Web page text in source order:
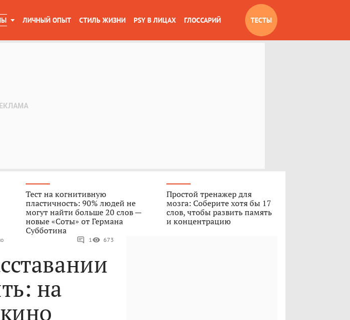
ЛИЧНЫЙ ОПЫТ СТИЛЬ ЖИЗНИ PSY В ЛИЦАХ ГЛОССАРИЙ ТЕСТЫ
Тест на когнитивную
пластичность: 90% людей не
могут найти больше 20 слов —
новые «Соты» от Германа
Субботина
Простой тренажер для
мозга: Соберите хотя бы 17
слов, чтобы развить память
и концентрацию
1 673
на